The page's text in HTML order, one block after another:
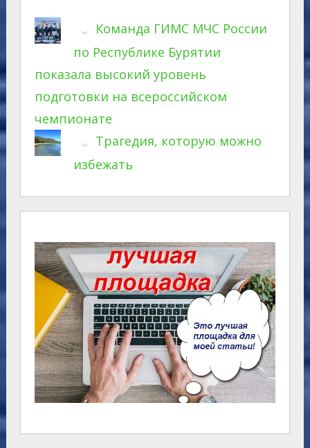
Команда ГИМС МЧС России
по Республике Бурятии
показала высокий уровень
подготовки на всероссийском
чемпионате
Трагедия, которую можно
избежать